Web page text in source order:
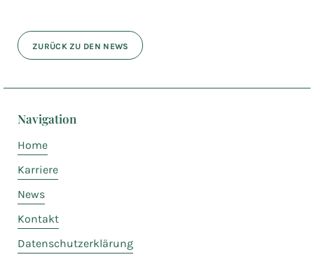
ZURÜCK ZU DEN NEWS
Navigation
Home
Karriere
News
Kontakt
Datenschutzerklärung